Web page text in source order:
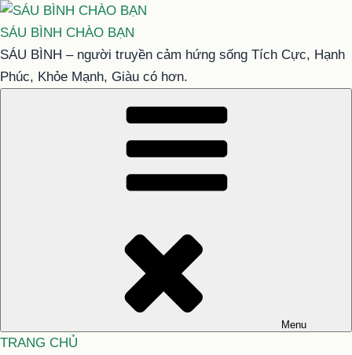
Chuyển
đến
phần
nội
SÁU BÌNH CHÀO BẠN
SÁU BÌNH – người truyền cảm hứng sống Tích Cực, Hạnh
Phúc, Khỏe Mạnh, Giàu có hơn.
Menu
TRANG CHỦ